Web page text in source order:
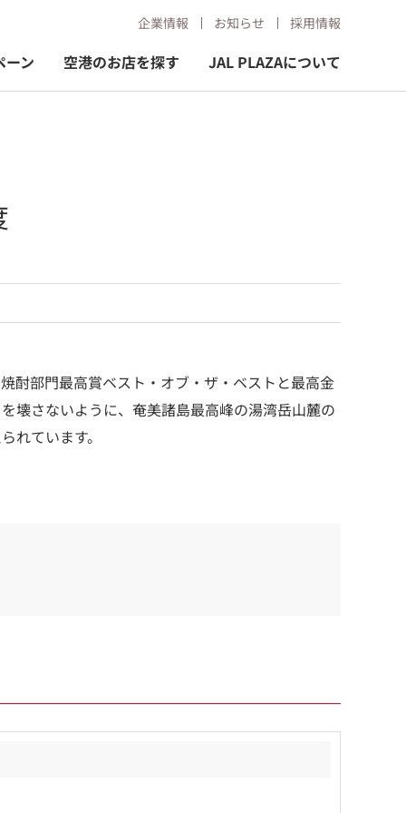
ーン 空港のお店を探す JAL PLAZAについて
企業情報 お知らせ 採用情報
酎部門最高賞ベスト・オブ・ザ・ベストと最高金
壊さないように、奄美諸島最高峰の湯湾岳山麓の
れています。